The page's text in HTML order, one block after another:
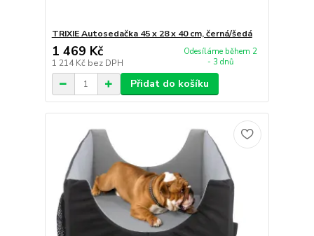
TRIXIE Autosedačka 45 x 28 x 40 cm, černá/šedá
1 469 Kč
1 214 Kč bez DPH
Odesíláme během 2
- 3 dnů
Přidat do košíku